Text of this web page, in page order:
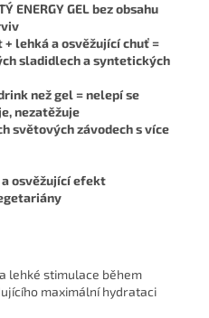
ENERGY GEL bez obsahu
lehká a osvěžující chuť =
sladidlech a syntetických
než gel = nelepí se
nezatěžuje
světových závodech s více
osvěžující efekt
lehké stimulace během
maximální hydrataci